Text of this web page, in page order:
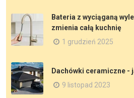
Bateria z wyciąganą
zmienia całą kuchnię
1 grudzień 2025
Dachówki ceramiczne -
9 listopad 2023